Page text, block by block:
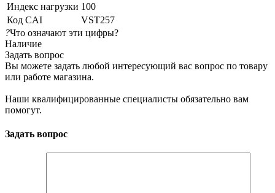
Индекс нагрузки 100
Код CAI
VST257
?Что означают эти цифры?
Наличие
Задать вопрос
Вы можете задать любой интересующий вас вопрос по товару
или работе магазина.
Наши квалифицированные специалисты обязательно вам
помогут.
Задать вопрос